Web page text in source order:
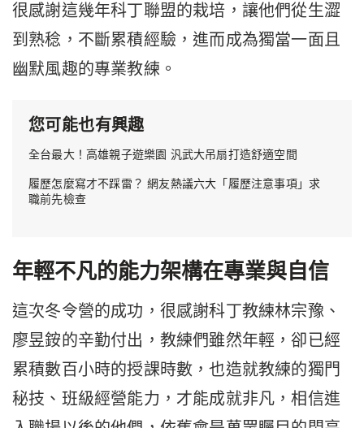
很感謝這幾年科丁聯盟的栽培，讓他們從生澀
到熟稔，不斷累積經驗，進而成為獨當一面且
幽默風趣的專業教練。
您可能也有興趣
全台最大！高雄親子遊樂園 汎武大吊扇打造舒適空間
履歷怎麼寫才不踩雷？ 網友熱議六大「履歷注意事項」求
職前先檢查
年輕不凡的能力架構在專業與自信
這次冬令營的成功，很感謝科丁教練林宗豫、
廖昱銨的辛勤付出，教練們雖然年輕，卻已經
累積數百小時的授課時數，也造就教練的獨門
秘技、班級經營能力，才能成就非凡，相信進